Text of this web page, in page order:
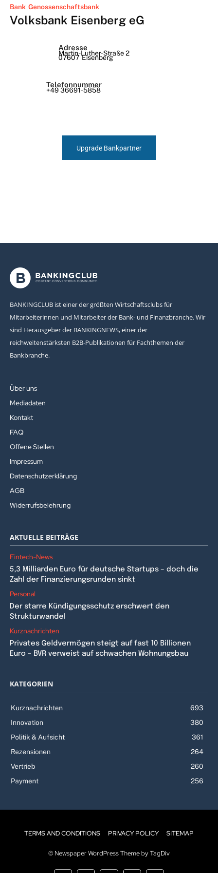
Bank Genossenschaftsbank
Volksbank Eisenberg eG
Adresse
Martin-Luther-Straße 2
07607 Eisenberg
Telefonnummer
+49 36691-5858
Upgrade Bankpartner
BANKINGCLUB ist einer der größten Wirtschaftsclubs für
Mitarbeiterinnen und Mitarbeiter der Bank- und Finanzbranche. Wir
sind Herausgeber der BANKINGNEWS, einer der
reichweitenstärksten B2B-Publikationen für Fachthemen der
Bankbranche.
Über uns
Mediadaten
Kontakt
FAQ
Offene Stellen
Impressum
Datenschutzerklärung
AGB
Widerrufsbelehrung
AKTUELLE BEITRÄGE
Fintech-News
5,3 Milliarden Euro für deutsche Startups – doch die
Zahl der Finanzierungsrunden sinkt
Personal
Der starre Kündigungsschutz erschwert den
Strukturwandel
Kurznachrichten
Privates Geldvermögen steigt auf fast 10 Billionen
Euro – BVR verweist auf schwachen Wohnungsbau
KATEGORIEN
Kurznachrichten
693
Innovation
380
Politik & Aufsicht
361
Rezensionen
264
Vertrieb
260
Payment
256
TERMS AND CONDITIONS PRIVACY POLICY SITEMAP
© Newspaper WordPress Theme by TagDiv